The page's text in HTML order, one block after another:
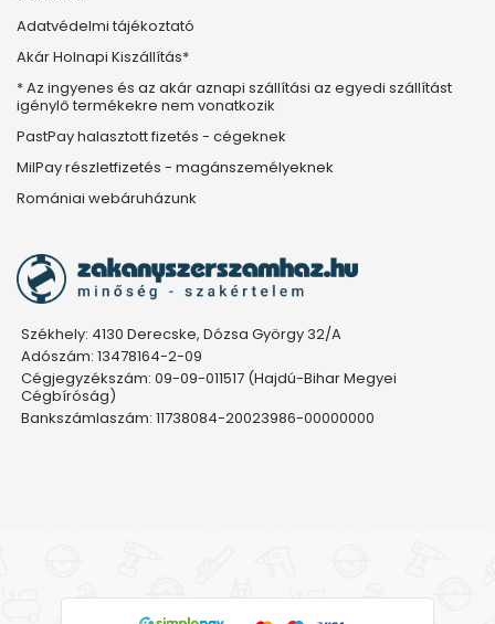
Adatvédelmi tájékoztató
Akár Holnapi Kiszállítás*
* Az ingyenes és az akár aznapi szállítási az egyedi szállítást
igénylő termékekre nem vonatkozik
PastPay halasztott fizetés - cégeknek
MilPay részletfizetés - magánszemélyeknek
Romániai webáruházunk
Székhely: 4130 Derecske, Dózsa György 32/A
Adószám: 13478164-2-09
Cégjegyzékszám: 09-09-011517 (Hajdú-Bihar Megyei
Cégbíróság)
Bankszámlaszám: 11738084-20023986-00000000